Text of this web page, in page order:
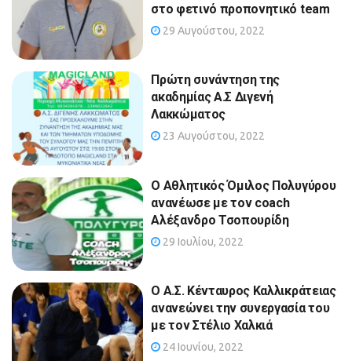
στο φετινό προπονητικό team
29 Αυγούστου, 2022
Πρώτη συνάντηση της
ακαδημίας Α.Σ Διγενή
Λακκώματος
23 Αυγούστου, 2022
Ο Αθλητικός Όμιλος Πολυγύρου
ανανέωσε με τον coach
Αλέξανδρο Τσοπουρίδη
29 Ιουλίου, 2022
O Α.Σ. Κένταυρος Καλλικράτειας
ανανεώνει την συνεργασία του
με τον Στέλιο Χαλκιά
24 Ιουνίου, 2022